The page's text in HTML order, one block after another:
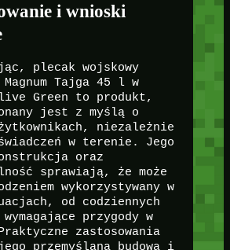
i wnioski
plecak wojskowy
Tajga 45 l w
Green to produkt,
jest z myślą o
niezależnie
w terenie. Jego
oraz
sprawiają, że może
wykorzystywany w
od codziennych
wymagające przygody w
zastosowania
przemyślana budowa i